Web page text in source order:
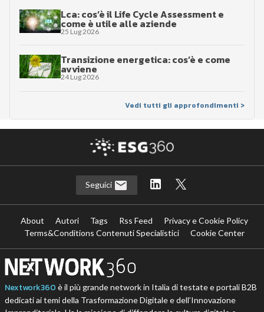
Lca: cos’è il Life Cycle Assessment e
come è utile alle aziende
25 Lug 2026
Transizione energetica: cos’è e come
avviene
24 Lug 2026
Vedi tutti gli approfondimenti >
Seguici
About Autori Tags Rss Feed
Privacy e Cookie Policy
Terms&Conditions Contenuti Specialistici
Cookie Center
Nextwork360 è il più grande network in Italia di testate e portali B2B
dedicati ai temi della Trasformazione Digitale e dell’Innovazione